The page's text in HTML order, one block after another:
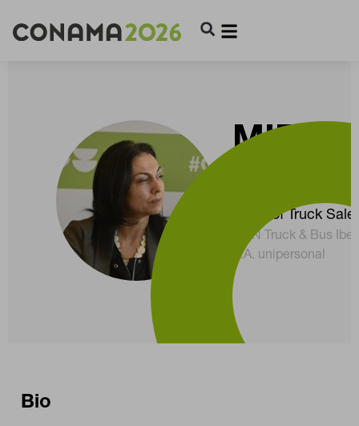
Head of Truck
MAN Truck & Bus
S.A. unipersonal
Bio